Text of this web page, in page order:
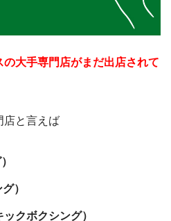
大手専門店がまだ出店されて
店と言えば
）
クボクシング）